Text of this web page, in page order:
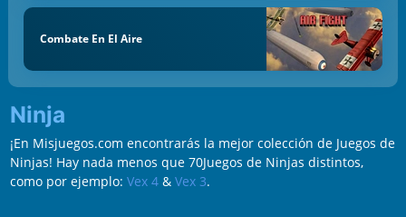
Combate En El Aire
Ninja
¡En Misjuegos.com encontrarás la mejor colección de Juegos de
Ninjas! Hay nada menos que 70Juegos de Ninjas distintos,
como por ejemplo: Vex 4& Vex 3.